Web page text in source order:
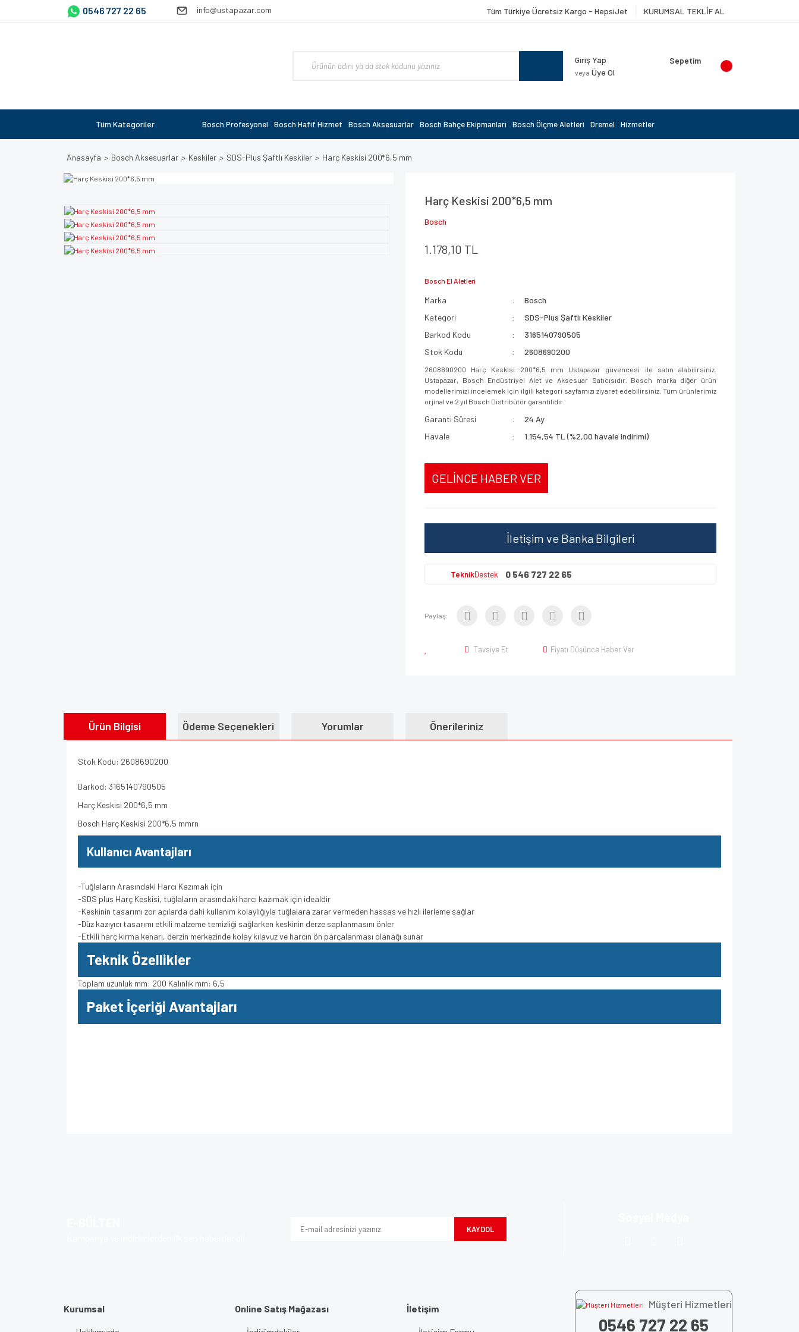
0546 727 22 65 info@ustapazar.com Tüm Türkiye Ücretsiz Kargo - HepsiJet KURUMSAL TEKLİF AL
Giriş Yap
veya Üye Ol
Sepetim
Tüm Kategoriler Bosch Profesyonel Bosch Hafif Hizmet Bosch Aksesuarlar Bosch Bahçe Ekipmanları Bosch Ölçme Aletleri Dremel Hizmetler
Anasayfa Bosch Aksesuarlar Keskiler SDS-Plus Şaftlı Keskiler Harç Keskisi 200*6,5 mm
Harç Keskisi 200*6,5 mm
Bosch
1.178,10 TL
Bosch El Aletleri
Marka
Bosch
Kategori
SDS-Plus Şaftlı Keskiler
Barkod Kodu
3165140790505
Stok Kodu
2608690200
2608690200 Harç Keskisi 200*6,5 mm Ustapazar güvencesi ile satın alabilirsiniz.
Ustapazar, Bosch Endüstriyel Alet ve Aksesuar Satıcısıdır. Bosch marka diğer ürün
modellerimizi incelemek için ilgili kategori sayfamızı ziyaret edebilirsiniz. Tüm ürünlerimiz
orjinal ve 2 yıl Bosch Distribütör garantilidir.
Garanti Süresi
24 Ay
Havale
1.154,54 TL (%2,00 havale indirimi)
GELİNCE HABER VER
İletişim ve Banka Bilgileri
TeknikDestek 0 546 727 22 65
Paylaş:
Tavsiye Et Fiyatı Düşünce Haber Ver
Ürün Bilgisi Ödeme Seçenekleri Yorumlar Önerileriniz
Stok Kodu: 2608690200
Barkod: 3165140790505
Harç Keskisi 200*6,5 mm
Bosch Harç Keskisi 200*6,5 mmrn
Kullanıcı Avantajları
-Tuğlaların Arasındaki Harcı Kazımak için
-SDS plus Harç Keskisi, tuğlaların arasındaki harcı kazımak için idealdir
-Keskinin tasarımı zor açılarda dahi kullanım kolaylığıyla tuğlalara zarar vermeden hassas ve hızlı ilerleme sağlar
-Düz kazıyıcı tasarımı etkili malzeme temizliği sağlarken keskinin derze saplanmasını önler
-Etkili harç kırma kenarı, derzin merkezinde kolay kılavuz ve harcın ön parçalanması olanağı sunar
Teknik Özellikler
Toplam uzunluk mm: 200 Kalınlık mm: 6,5
Paket İçeriği Avantajları
KAYDOL
Kurumsal Online Satış Mağazası İletişim Müşteri Hizmetleri
0546 727 22 65